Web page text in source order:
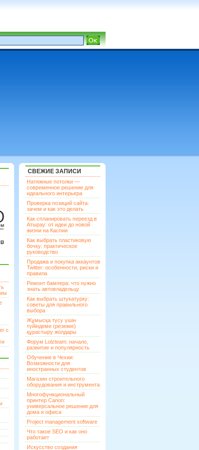
с
СВЕЖИЕ ЗАПИСИ
Натяжные потолки —
современное решение для
идеального интерьера
Проверка позиций сайта:
зачем и как это делать
Как спланировать переезд в
Атырау: от идеи до новой
жизни на Каспии
Как выбрать пластиковую
бочку: практическое
руководство
Продажа и покупка аккаунтов
Twitter: особенности, риски и
правила
Ремонт бампера: что нужно
знать автовладельцу
Как выбрать штукатурку:
советы для правильного
выбора
Жұмысқа түсу үшін
түйіндеме (резюме)
құрастыру жолдары
Форум Lolzteam: начало,
развитие и популярность
Обучение в Чехии:
Возможности для
иностранных студентов
Магазин строительного
оборудования и инструмента
Многофункциональный
принтер Canon:
универсальное решение для
дома и офиса
Project management software
Что такое SEO и как оно
работает
Искусство создания